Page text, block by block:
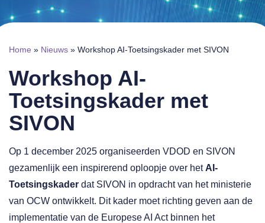
Home » Nieuws » Workshop AI-Toetsingskader met SIVON
Workshop AI-
Toetsingskader met
SIVON
Op 1 december 2025 organiseerden VDOD en SIVON
gezamenlijk een inspirerend oploopje over het AI-
Toetsingskader dat SIVON in opdracht van het ministerie
van OCW ontwikkelt. Dit kader moet richting geven aan de
implementatie van de Europese AI Act binnen het